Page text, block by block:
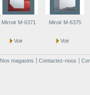
Mirroir M-6371
Voir
Miroir M-6375
Voir
Nos magasins Contactez-nous